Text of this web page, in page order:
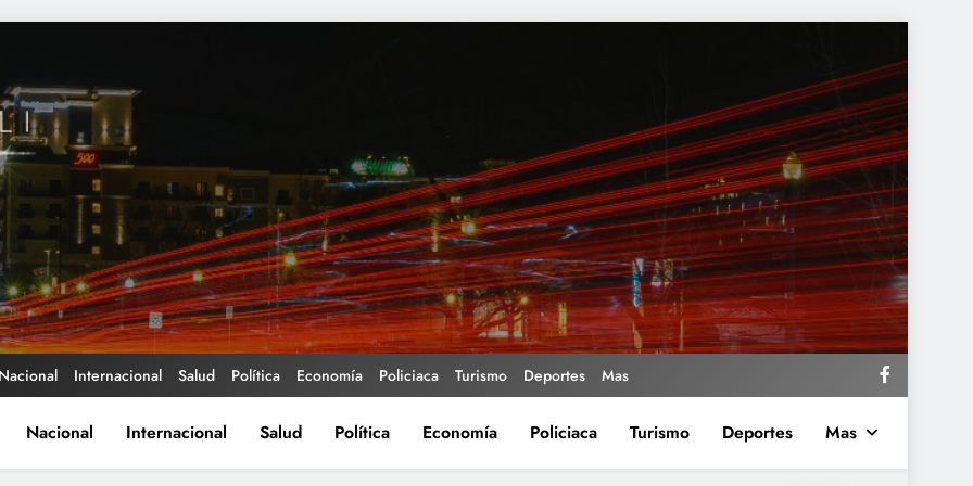
Nacional Internacional Salud Política Economía Policiaca Turismo Deportes Mas
Nacional Internacional Salud Política Economía Policiaca Turismo Deportes Mas